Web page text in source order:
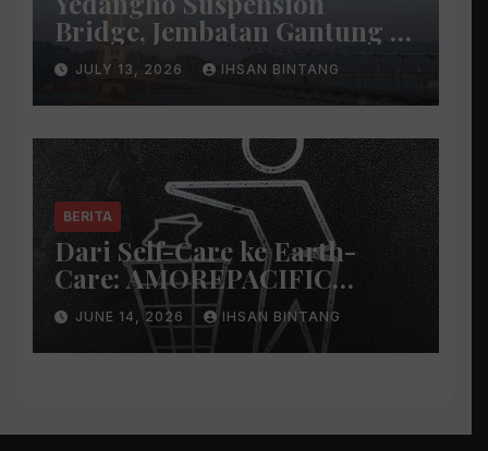
Bridge, Jembatan Gantung di
Atas Danau
JULY 13, 2026 IHSAN BINTANG
BERITA
Dari Self-Care ke Earth-
Care: AMOREPACIFIC
Indonesia Ciptakan Gerakan
Keberlanjutan Baru di Bali
JUNE 14, 2026 IHSAN BINTANG